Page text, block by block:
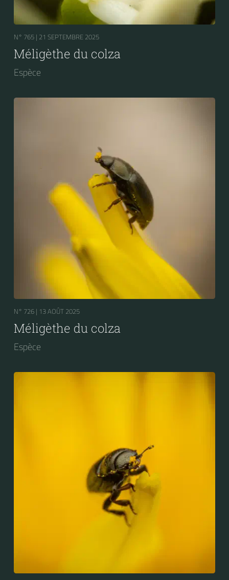
N° 765 | 21 SEPTEMBRE 2025
Méligèthe du colza
Espèce
N° 726 | 13 AOÛT 2025
Méligèthe du colza
Espèce